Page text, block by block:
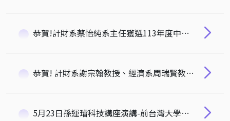
恭賀!計財系蔡怡純系主任獲選113年度中山大學管理學院傑出校友
恭賀! 計財系謝宗翰教授、經濟系周瑞賢教授榮獲112學年度校教師傑出教學獎
5月23日孫運璿科技講座演講-前台灣大學校長、經濟學家孫震，講題:等閒識得東風面，當亞當·史密斯遇見孔子